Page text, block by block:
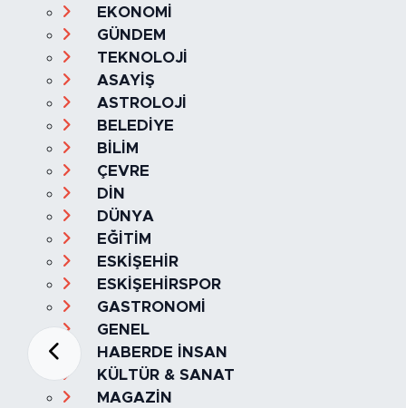
EKONOMİ
GÜNDEM
TEKNOLOJİ
ASAYİŞ
ASTROLOJİ
BELEDİYE
BİLİM
ÇEVRE
DİN
DÜNYA
EĞİTİM
ESKİŞEHİR
ESKİŞEHİRSPOR
GASTRONOMİ
GENEL
HABERDE İNSAN
KÜLTÜR & SANAT
MAGAZİN